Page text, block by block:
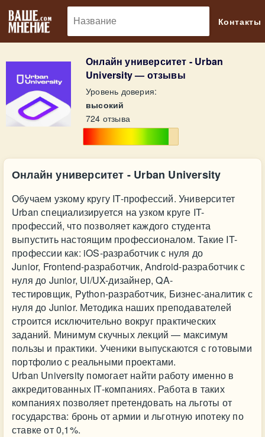
Контакты
Онлайн университет - Urban
University — отзывы
Уровень доверия:
высокий
724 отзыва
Онлайн университет - Urban University
Обучаем узкому кругу IT-профессий. Университет
Urban специализируется на узком круге IT-
профессий, что позволяет каждого студента
выпустить настоящим профессионалом. Такие IT-
профессии как: iOS-разработчик с нуля до
Junior, Frontend-разработчик, Android-разработчик с
нуля до Junior, UI/UX-дизайнер, QA-
тестировщик, Python-разработчик, Бизнес-аналитик с
нуля до Junior. Методика наших преподавателей
строится исключительно вокруг практических
заданий. Минимум скучных лекций — максимум
пользы и практики. Ученики выпускаются с готовыми
портфолио с реальными проектами.
Urban University помогает найти работу именно в
аккредитованных IT-компаниях. Работа в таких
компаниях позволяет претендовать на льготы от
государства: бронь от армии и льготную ипотеку по
ставке от 0,1%.